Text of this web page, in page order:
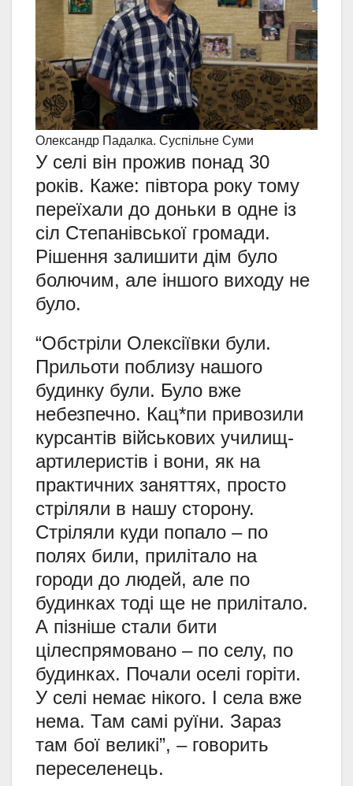
Олександр Падалка. Суспільне Суми
У селі він прожив понад 30
років. Каже: півтора року тому
переїхали до доньки в одне із
сіл Степанівської громади.
Рішення залишити дім було
болючим, але іншого виходу не
було.
“Обстріли Олексіївки були.
Прильоти поблизу нашого
будинку були. Було вже
небезпечно. Кац*пи привозили
курсантів військових училищ-
артилеристів і вони, як на
практичних заняттях, просто
стріляли в нашу сторону.
Стріляли куди попало – по
полях били, прилітало на
городи до людей, але по
будинках тоді ще не прилітало.
А пізніше стали бити
цілеспрямовано – по селу, по
будинках. Почали оселі горіти.
У селі немає нікого. І села вже
нема. Там самі руїни. Зараз
там бої великі”, – говорить
переселенець.